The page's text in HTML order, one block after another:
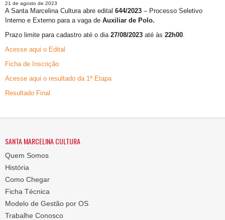
21 de agosto de 2023
A Santa Marcelina Cultura abre edital 644/2023 – Processo Seletivo
Interno e Externo para a vaga de Auxiliar de Polo.
Prazo limite para cadastro até o dia27/08/2023 até às 22h00.
Acesse aqui o Edital
Ficha de Inscrição
Acesse aqui o resultado da 1ª Etapa
Resultado Final
SANTA MARCELINA CULTURA
Quem Somos
História
Como Chegar
Ficha Técnica
Modelo de Gestão por OS
Trabalhe Conosco